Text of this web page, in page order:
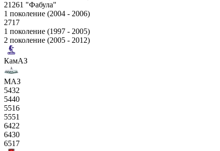
21261 "Фабула"
1 поколение (2004 - 2006)
2717
1 поколение (1997 - 2005)
2 поколение (2005 - 2012)
КамАЗ
МАЗ
5432
5440
5516
5551
6422
6430
6517